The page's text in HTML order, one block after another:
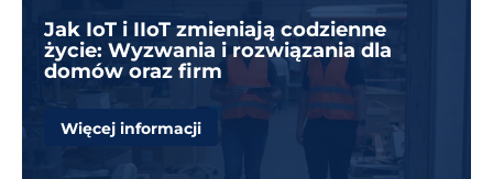
Jak IoT i IIoT zmieniają codzienne
życie: Wyzwania i rozwiązania dla
domów oraz firm
Więcej informacji